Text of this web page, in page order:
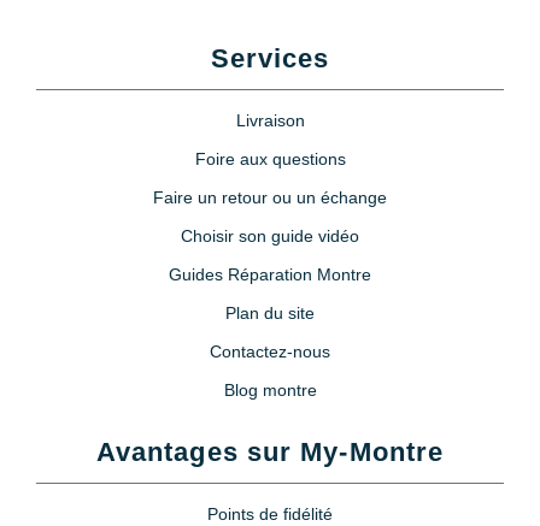
Services
Livraison
Foire aux questions
Faire un retour ou un échange
Choisir son guide vidéo
Guides Réparation Montre
Plan du site
Contactez-nous
Blog montre
Avantages sur My-Montre
Points de fidélité